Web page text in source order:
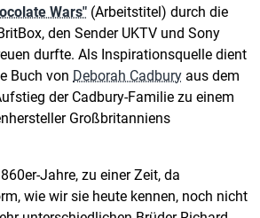
Wars" (Arbeitstitel) durch die
den Sender UKTV und Sony
durfte. Als Inspirationsquelle dient
Buch von Deborah Cadbury aus dem
der Cadbury-Familie zu einem
Großbritanniens
Jahre, zu einer Zeit, da
wie wir sie heute kennen, noch nicht